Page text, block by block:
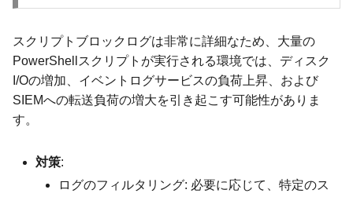
スクリプトブロックログは非常に詳細なため、大量の
PowerShellスクリプトが実行される環境では、ディスク
I/Oの増加、イベントログサービスの負荷上昇、および
SIEMへの転送負荷の増大を引き起こす可能性がありま
す。
対策:
ログのフィルタリング: 必要に応じて、特定のス